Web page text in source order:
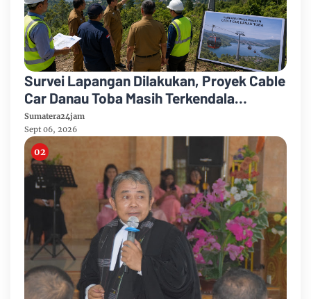
Survei Lapangan Dilakukan, Proyek Cable
Car Danau Toba Masih Terkendala
Pembebasan BPHTB di Sebagian Lahan
Sumatera24jam
Sept 06, 2026